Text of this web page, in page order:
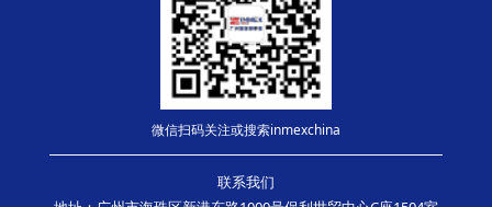
微信扫码关注或搜索inmexchina
联系我们